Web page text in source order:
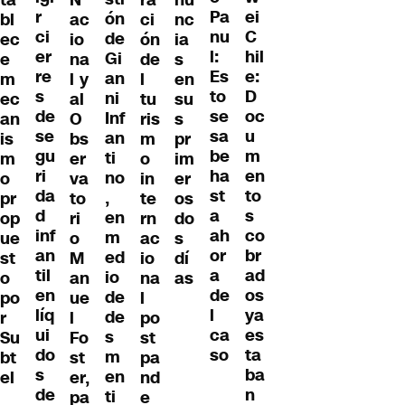
bl
ec
e
m
ec
an
is
m
o
pr
op
ue
st
o
po
r
Su
bt
el
r
ci
er
re
s
de
se
gu
ri
da
d
inf
an
til
en
líq
ui
do
s
de
ac
io
na
l y
al
O
bs
er
va
to
ri
o
M
an
ue
l
Fo
st
er,
pa
ón
de
Gi
an
ni
Inf
an
ti
no
,
en
m
ed
io
de
de
s
m
en
ti
ci
ón
de
l
tu
ris
m
o
in
te
rn
ac
io
na
l
po
st
pa
nd
e
nc
ia
s
en
su
s
pr
im
er
os
do
s
dí
as
Pa
nu
l:
Es
to
se
sa
be
ha
st
a
ah
or
a
de
l
ca
so
ei
C
hil
e:
D
oc
u
m
en
to
s
co
br
ad
os
ya
es
ta
ba
n